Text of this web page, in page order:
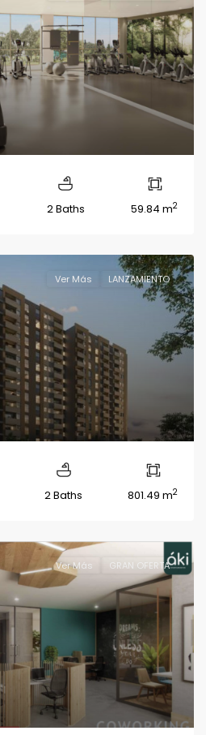
2 Baths 59.84 m2
Ver Más LANZAMIENTO
2 Baths 801.49 m2
Ver Más GRAN OFERTA